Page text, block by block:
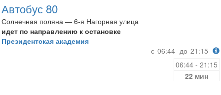
Автобус 80
Солнечная поляна — 6-я Нагорная улица
идет по направлению к остановке
Президентская академия
с 06:44 до 21:15
06:44 - 21:15
22 мин